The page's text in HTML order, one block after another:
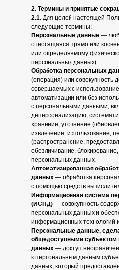
2. Термины и принятые
2.1. Для целей настоящей
следующие термины:
Персональные данные —
относящаяся прямо или
или определяемому
персональных данных).
Обработка персональных
(операция) или совокупность
совершаемых с
автоматизации или без
с персональными данными,
деперсонализацию,
хранение, уточнение
извлечение, использование,
(распространение,
обезличивание,
персональных данных.
Автоматизированная
данных — обработка
с помощью средств
Информационная система
(ИСПД) — совокупность
персональных данных и
информационных технологий
Персональные данные,
общедоступными субъектом
данных — доступ
к персональным данным
данных, который